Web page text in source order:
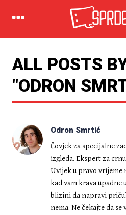
IZDVOJENO
DELUXE
UHLJEBATOR: Ispuni kviz
saznaj koja je tvoja
uhljebska pozicija!
ALL POSTS
"ODRON
Odron Smrtić
Čovjek za specijalne
izgleda. Ekspert za
Uvijek u pravo vrijeme
kad vam krava upadne
blizini da napravi
nema. Ne čekajte da